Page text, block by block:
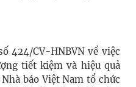
424/CV-HNBVN về việc
tiết kiệm và hiệu quả
báo Việt Nam tổ chức